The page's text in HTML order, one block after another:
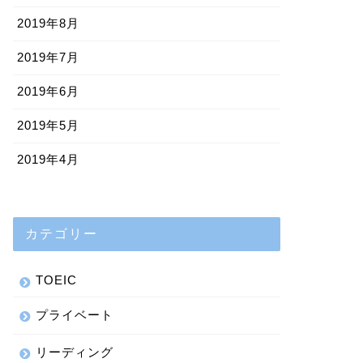
2019年8月
2019年7月
2019年6月
2019年5月
2019年4月
カテゴリー
TOEIC
プライベート
リーディング